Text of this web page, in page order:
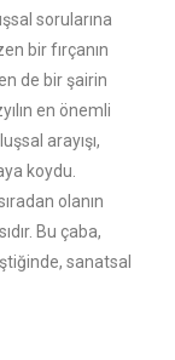
sorularına
bir fırçanın
de bir şairin
en önemli
arayışı,
koydu.
olanın
Bu çaba,
sanatsal